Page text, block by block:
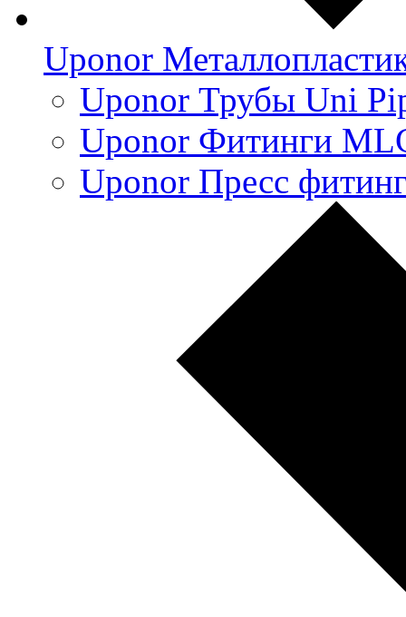
Uponor
Uponor Трубы Uni
Uponor Фитинги
Uponor Пресс